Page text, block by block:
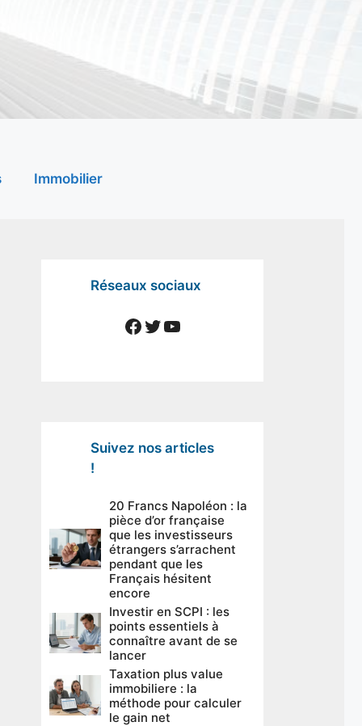
Immobilier
Réseaux sociaux
Facebook
Twitter
YouTube
Suivez nos articles
!
20 Francs Napoléon : la
pièce d’or française
que les investisseurs
étrangers s’arrachent
pendant que les
Français hésitent
encore
Investir en SCPI : les
points essentiels à
connaître avant de se
lancer
Taxation plus value
immobiliere : la
méthode pour calculer
le gain net